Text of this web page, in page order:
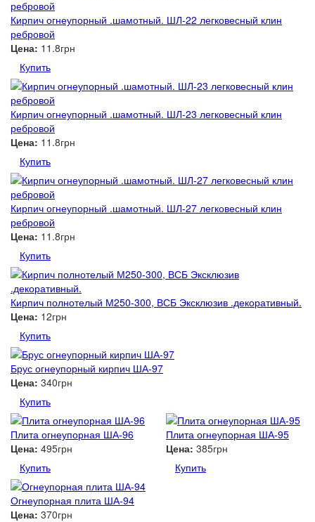
Кирпич огнеупорный .шамотный. ШЛ-22 легковесный клин
ребровой
Цена: 11.8грн
Купить
Кирпич огнеупорный .шамотный. ШЛ-23 легковесный клин
ребровой
Цена: 11.8грн
Купить
Кирпич огнеупорный .шамотный. ШЛ-27 легковесный клин
ребровой
Цена: 11.8грн
Купить
Кирпич полнотелый М250-300, ВСБ Эксклюзив .декоративный.
Цена: 12грн
Купить
Брус огнеупорный кирпич ША-97
Цена: 340грн
Купить
Плита огнеупорная ША-96
Цена: 495грн
Купить
Плита огнеупорная ША-95
Цена: 385грн
Купить
Огнеупорная плита ША-94
Цена: 370грн